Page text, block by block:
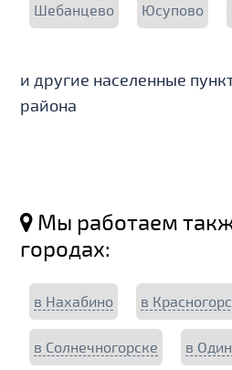
Шебанцево Юсупово
и другие населенные
района
Мы работаем
городах:
в Нахабино в
в Солнечногорске в